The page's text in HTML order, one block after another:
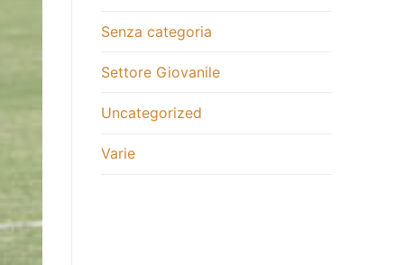
Senza categoria
Settore Giovanile
Uncategorized
Varie